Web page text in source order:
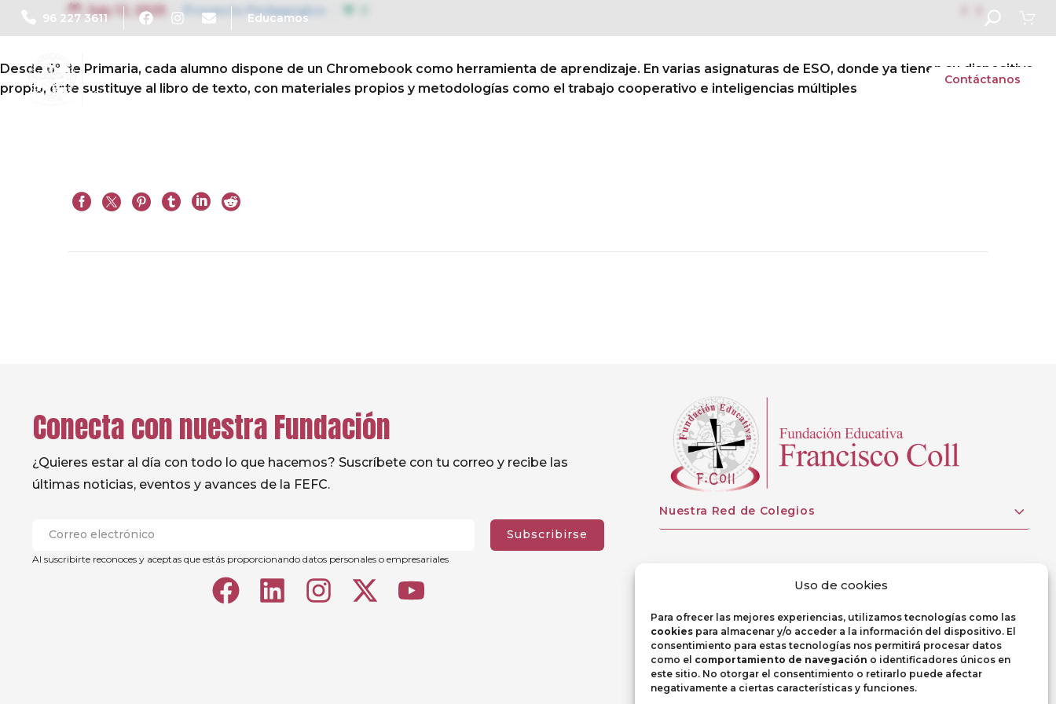
Uso de cookies
Para ofrecer las mejores experiencias, utilizamos tecnologías como las
cookies para almacenar y/o acceder a la información del dispositivo. El
consentimiento para estas tecnologías nos permitirá procesar datos
como el comportamiento de navegación o identificadores únicos en
este sitio. No otorgar el consentimiento o retirarlo puede afectar
negativamente a ciertas características y funciones.
96 227 3611 Educamos
Conócenos Admisiones Contáctanos
July 12, 2025 Proyecto Pedagogico
Desde 6º de Primaria, cada alumno dispone de un Chromebook como herramienta de aprendizaje. En varias asignaturas de ESO, donde ya tienen su dispositivo
propio, éste sustituye al libro de texto, con materiales propios y metodologías como el trabajo cooperativo e inteligencias múltiples
Conecta con nuestra Fundación
¿Quieres estar al día con todo lo que hacemos? Suscríbete con tu correo y recibe las
últimas noticias, eventos y avances de la FEFC.
Subscribirse
Al suscribirte reconoces y aceptas que estás proporcionando datos personales o empresariales
Nuestra Red de Colegios